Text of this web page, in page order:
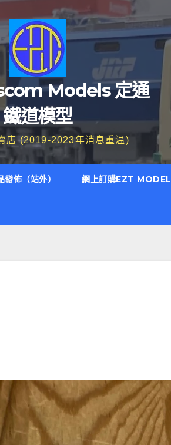
Models 定通
鐵道模型
店 (2019-2023年消息重温)
發佈（站外） 網上訂購EZT MODEL